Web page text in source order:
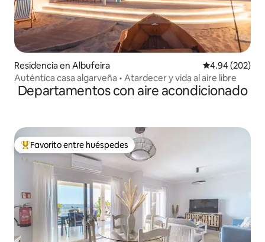
Residencia en Albufeira Calificación
4.94 (202)
Auténtica casa algarveña • Atardecer y vida al aire libre
Departamentos con aire acondicionado
De los mejores en Favorito entre huéspedes
Favorito entre huéspedes